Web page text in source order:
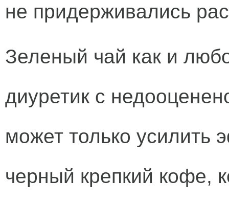
не придерживались
Зеленый чай как и
диуретик с
может только усилить
черный крепкий кофе,